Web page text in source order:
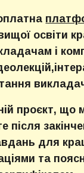
освіти
і
проєкт, що
після
для
та